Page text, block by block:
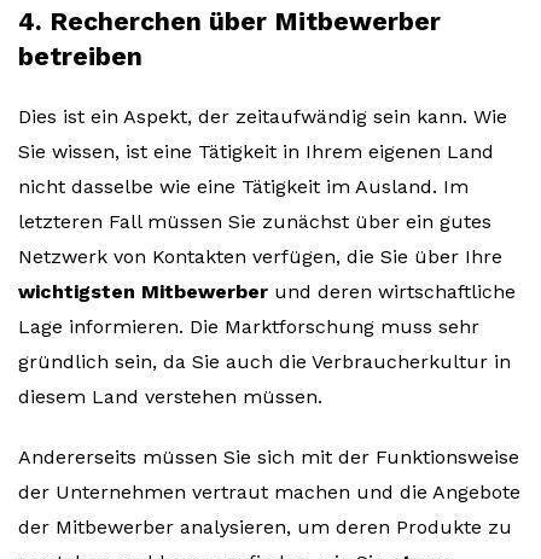
4. Recherchen über Mitbewerber
betreiben
Dies ist ein Aspekt, der zeitaufwändig sein kann. Wie
Sie wissen, ist eine Tätigkeit in Ihrem eigenen Land
nicht dasselbe wie eine Tätigkeit im Ausland. Im
letzteren Fall müssen Sie zunächst über ein gutes
Netzwerk von Kontakten verfügen, die Sie über Ihre
wichtigsten Mitbewerber und deren wirtschaftliche
Lage informieren. Die Marktforschung muss sehr
gründlich sein, da Sie auch die Verbraucherkultur in
diesem Land verstehen müssen.
Andererseits müssen Sie sich mit der Funktionsweise
der Unternehmen vertraut machen und die Angebote
der Mitbewerber analysieren, um deren Produkte zu